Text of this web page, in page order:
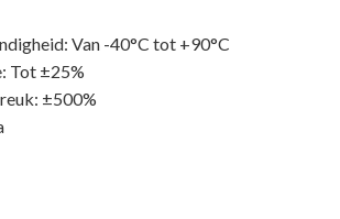
Van -40°C tot +90°C
Tot ±25%
±500%